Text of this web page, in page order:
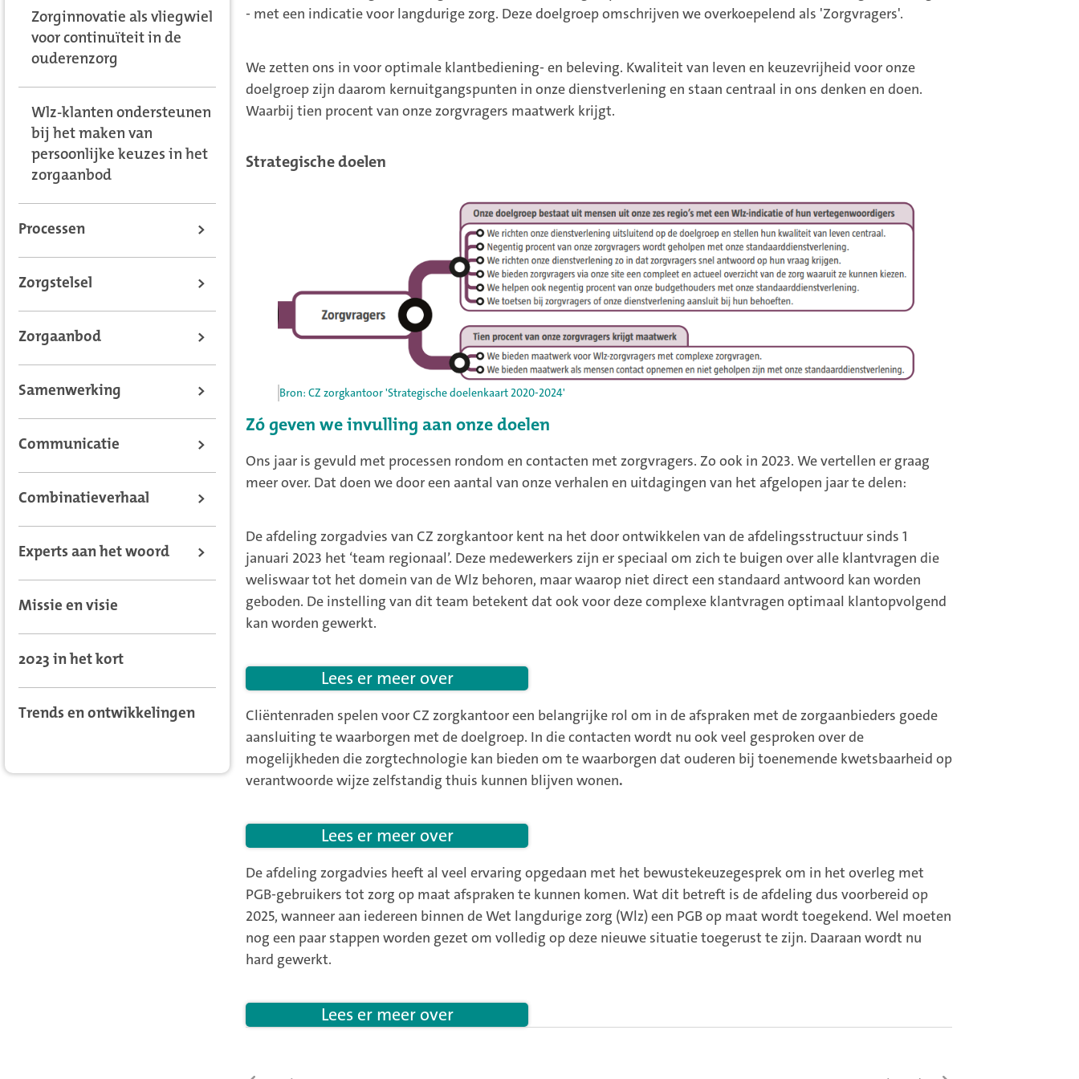
- met een indicatie voor langdurige zorg. Deze doelgroep omschrijven we overkoepelend als 'Zorgvragers'.
We zetten ons in voor optimale klantbediening- en beleving. Kwaliteit van leven en keuzevrijheid voor onze
doelgroep zijn daarom kernuitgangspunten in onze dienstverlening en staan centraal in ons denken en doen.
Waarbij tien procent van onze zorgvragers maatwerk krijgt.
Strategische doelen
Bron: CZ zorgkantoor 'Strategische doelenkaart 2020-2024'
Zó geven we invulling aan onze doelen
Ons jaar is gevuld met processen rondom en contacten met zorgvragers. Zo ook in 2023. We vertellen er graag
meer over. Dat doen we door een aantal van onze verhalen en uitdagingen van het afgelopen jaar te delen:
De afdeling zorgadvies van CZ zorgkantoor kent na het door ontwikkelen van de afdelingsstructuur sinds 1
januari 2023 het ‘team regionaal’. Deze medewerkers zijn er speciaal om zich te buigen over alle klantvragen die
weliswaar tot het domein van de Wlz behoren, maar waarop niet direct een standaard antwoord kan worden
geboden. De instelling van dit team betekent dat ook voor deze complexe klantvragen optimaal klantopvolgend
kan worden gewerkt.
Lees er meer over
Cliëntenraden spelen voor CZ zorgkantoor een belangrijke rol om in de afspraken met de zorgaanbieders goede
aansluiting te waarborgen met de doelgroep. In die contacten wordt nu ook veel gesproken over de
mogelijkheden die zorgtechnologie kan bieden om te waarborgen dat ouderen bij toenemende kwetsbaarheid op
verantwoorde wijze zelfstandig thuis kunnen blijven wonen.
Lees er meer over
De afdeling zorgadvies heeft al veel ervaring opgedaan met het bewustekeuzegesprek om in het overleg met
PGB-gebruikers tot zorg op maat afspraken te kunnen komen. Wat dit betreft is de afdeling dus voorbereid op
2025, wanneer aan iedereen binnen de Wet langdurige zorg (Wlz) een PGB op maat wordt toegekend. Wel moeten
nog een paar stappen worden gezet om volledig op deze nieuwe situatie toegerust te zijn. Daaraan wordt nu
hard gewerkt.
Lees er meer over
Zorginnovatie als vliegwiel
voor continuïteit in de
ouderenzorg
Wlz-klanten ondersteunen
bij het maken van
persoonlijke keuzes in het
zorgaanbod
Processen >
Zorgstelsel >
Zorgaanbod >
Samenwerking >
Communicatie >
Combinatieverhaal >
Experts aan het woord >
Missie en visie
2023 in het kort
Trends en ontwikkelingen